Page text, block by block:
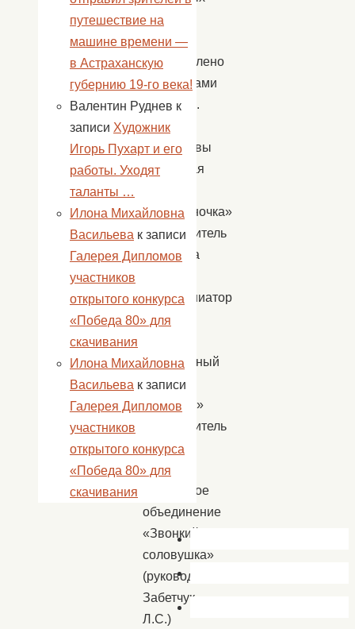
номеров
было
подготовлено
участниками
концерта.
Это
коллективы
вокальная
«Россияночка»
(руководитель
Боканева
аккомпаниатор
Кудинов
театральный
кружок
«Эмоция»
(руководитель
Дуюнова
М.А.),
творческое
объединение
«Звонкий
соловушка»
(руководитель
Забетчук
Л.С.)
путешествие на
машине времени —
в Астраханскую
губернию 19-го века!
Валентин Руднев к
записи Художник
Игорь Пухарт и его
работы. Уходят
таланты …
Илона Михайловна
Васильева к записи
Галерея Дипломов
участников
открытого конкурса
«Победа 80» для
скачивания
Илона Михайловна
Васильева к записи
Галерея Дипломов
участников
открытого конкурса
«Победа 80» для
скачивания